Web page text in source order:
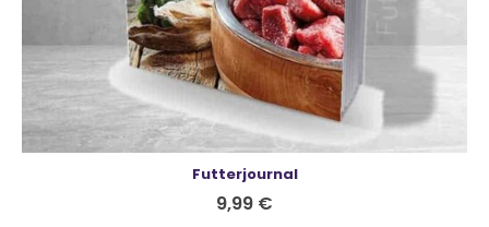
Futterjournal
9,99 €